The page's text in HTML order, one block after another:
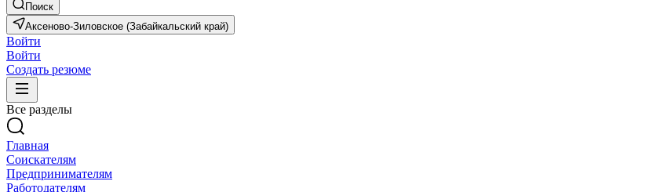
Поиск
Аксеново-Зиловское (Забайкальский край)
Войти
Войти
Создать резюме
Все разделы
Главная
Соискателям
Предпринимателям
Работодателям